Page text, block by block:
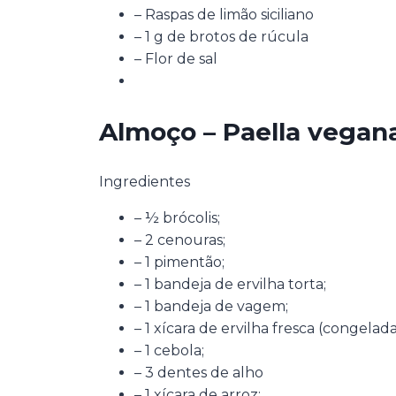
– Raspas de limão siciliano
– 1 g de brotos de rúcula
– Flor de sal
Almoço – Paella
Ingredientes
– ½ brócolis;
– 2 cenouras;
– 1 pimentão;
– 1 bandeja de ervilha torta;
– 1 bandeja de vagem;
– 1 xícara de ervilha fresca
– 1 cebola;
– 3 dentes de alho